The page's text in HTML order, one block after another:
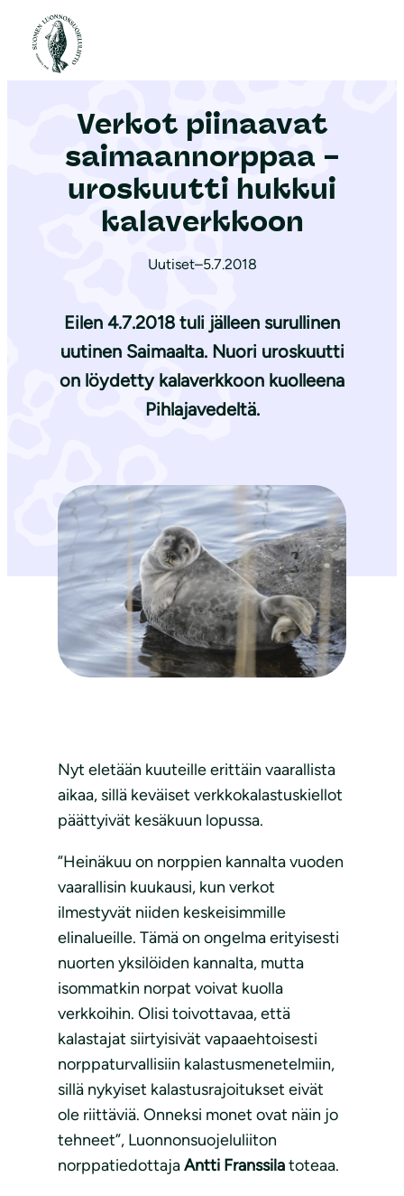
Etusivu
Verkot piinaavat
saimaannorppaa –
uroskuutti hukkui
kalaverkkoon
Uutiset–5.7.2018
Eilen 4.7.2018 tuli jälleen surullinen
uutinen Saimaalta. Nuori uroskuutti
on löydetty kalaverkkoon kuolleena
Pihlajavedeltä.
Nyt eletään kuuteille erittäin vaarallista
aikaa, sillä keväiset verkkokalastuskiellot
päättyivät kesäkuun lopussa.
”Heinäkuu on norppien kannalta vuoden
vaarallisin kuukausi, kun verkot
ilmestyvät niiden keskeisimmille
elinalueille. Tämä on ongelma erityisesti
nuorten yksilöiden kannalta, mutta
isommatkin norpat voivat kuolla
verkkoihin. Olisi toivottavaa, että
kalastajat siirtyisivät vapaaehtoisesti
norppaturvallisiin kalastusmenetelmiin,
sillä nykyiset kalastusrajoitukset eivät
ole riittäviä. Onneksi monet ovat näin jo
tehneet”, Luonnonsuojeluliiton
norppatiedottajaAntti Franssilatoteaa.